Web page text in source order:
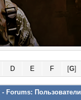
D E F [G]
- Forums: Пользователи